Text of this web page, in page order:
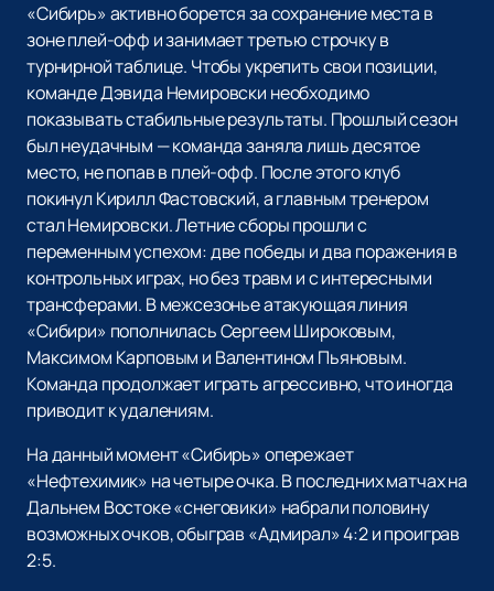
«Сибирь» активно борется за сохранение места в
зоне плей-офф и занимает третью строчку в
турнирной таблице. Чтобы укрепить свои позиции,
команде Дэвида Немировски необходимо
показывать стабильные результаты. Прошлый сезон
был неудачным — команда заняла лишь десятое
место, не попав в плей-офф. После этого клуб
покинул Кирилл Фастовский, а главным тренером
стал Немировски. Летние сборы прошли с
переменным успехом: две победы и два поражения в
контрольных играх, но без травм и с интересными
трансферами. В межсезонье атакующая линия
«Сибири» пополнилась Сергеем Широковым,
Максимом Карповым и Валентином Пьяновым.
Команда продолжает играть агрессивно, что иногда
приводит к удалениям.
На данный момент «Сибирь» опережает
«Нефтехимик» на четыре очка. В последних матчах на
Дальнем Востоке «снеговики» набрали половину
возможных очков, обыграв «Адмирал» 4:2 и проиграв
2:5.